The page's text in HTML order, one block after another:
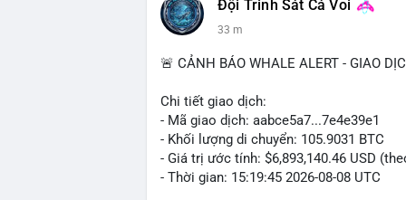
📰 Nguồn: Cointelegraph
Đội Trinh Sát Cá Voi
33 m
🚨 CẢNH BÁO WHALE ALERT - GIAO
Chi tiết giao dịch:
- Mã giao dịch: aabce5a7...7e4e39e1
- Khối lượng di chuyển: 105.9031 BTC
- Giá trị ước tính: $6,893,140.46 USD
- Thời gian: 15:19:45 2026-08-08 UTC